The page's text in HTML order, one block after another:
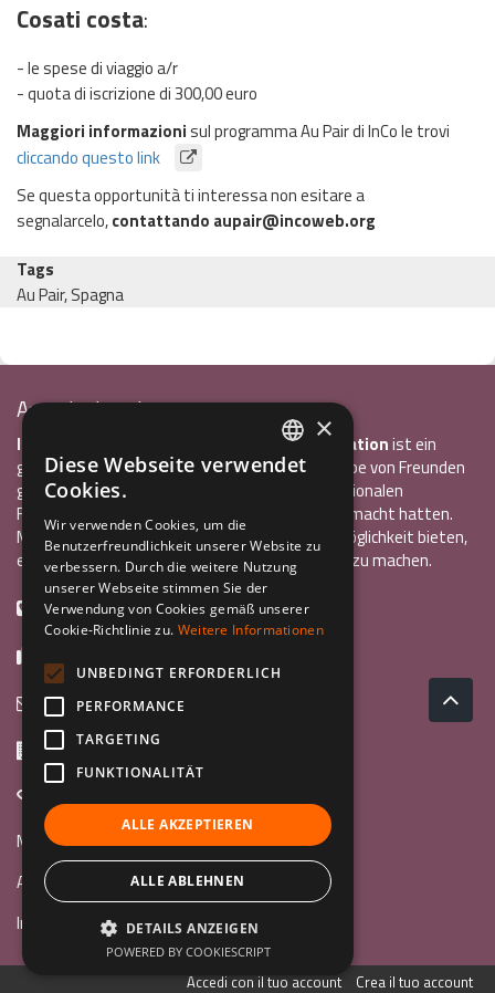
Cosati costa:
- le spese di viaggio a/r
- quota di iscrizione di 300,00 euro
Maggiori informazionisul programma Au Pair di InCo le trovi
cliccando questo link
Se questa opportunità ti interessa non esitare a
segnalarcelo,contattando aupair@incoweb.org
Tags
Au Pair, Spagna
Associazione Inco
InCo – Verein für Interkulturelle Kommunikationist ein
gemeinnütziger Verein, der 2004 von einer Gruppe von Freunden
gegründet wurde, die alle bereits einen internationalen
Freiwilligendienst oder ein Auslandsstudium gemacht hatten.
Mit InCo wollten sie anderen Jugendlichen die Möglichkeit bieten,
eine ähnlich bereichernde Erfahrung im Ausland zu machen.
+39 0461 984355
info@incoweb.org
Via G. Galilei, 24 38122 - Trento (TN)
Mach mit »
Au Pair
Internationaler Freiwilligendienst
Accedi con il tuo account Crea il tuo account
ITALIAN
GERMAN
×
Diese Webseite verwendet
Cookies.
Wir verwenden Cookies, um die
Benutzerfreundlichkeit unserer Website zu
verbessern. Durch die weitere Nutzung
unserer Webseite stimmen Sie der
Verwendung von Cookies gemäß unserer
Cookie-Richtlinie zu. Weitere Informationen
UNBEDINGT ERFORDERLICH
PERFORMANCE
TARGETING
FUNKTIONALITÄT
ALLE AKZEPTIEREN
ALLE ABLEHNEN
DETAILS ANZEIGEN
POWERED BY COOKIESCRIPT